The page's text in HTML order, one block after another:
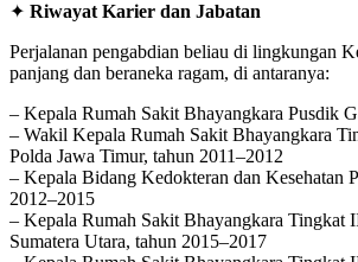
✦ Riwayat Karier dan Jabatan
Perjalanan pengabdian beliau di lingkungan
panjang dan beraneka ragam, di antaranya:
– Kepala Rumah Sakit Bhayangkara Pusdik
– Wakil Kepala Rumah Sakit Bhayangkara
Polda Jawa Timur, tahun 2011–2012
– Kepala Bidang Kedokteran dan Kesehatan
2012–2015
– Kepala Rumah Sakit Bhayangkara Tingkat
Sumatera Utara, tahun 2015–2017